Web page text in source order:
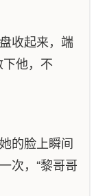
收起来，端
他，不
的脸上瞬间
次，“黎哥哥